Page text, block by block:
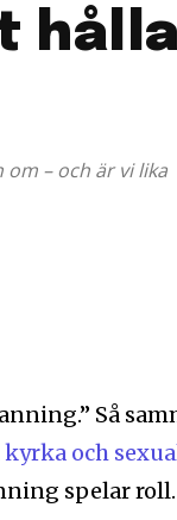
– och är vi lika
Så
och
spelar roll.